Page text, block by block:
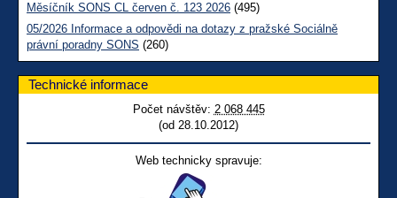
Měsíčník SONS CL červen č. 123 2026 (495)
05/2026 Informace a odpovědi na dotazy z pražské Sociálně
právní poradny SONS (260)
Technické informace
Počet návštěv: 2 068 445
(od 28.10.2012)
Web technicky spravuje: